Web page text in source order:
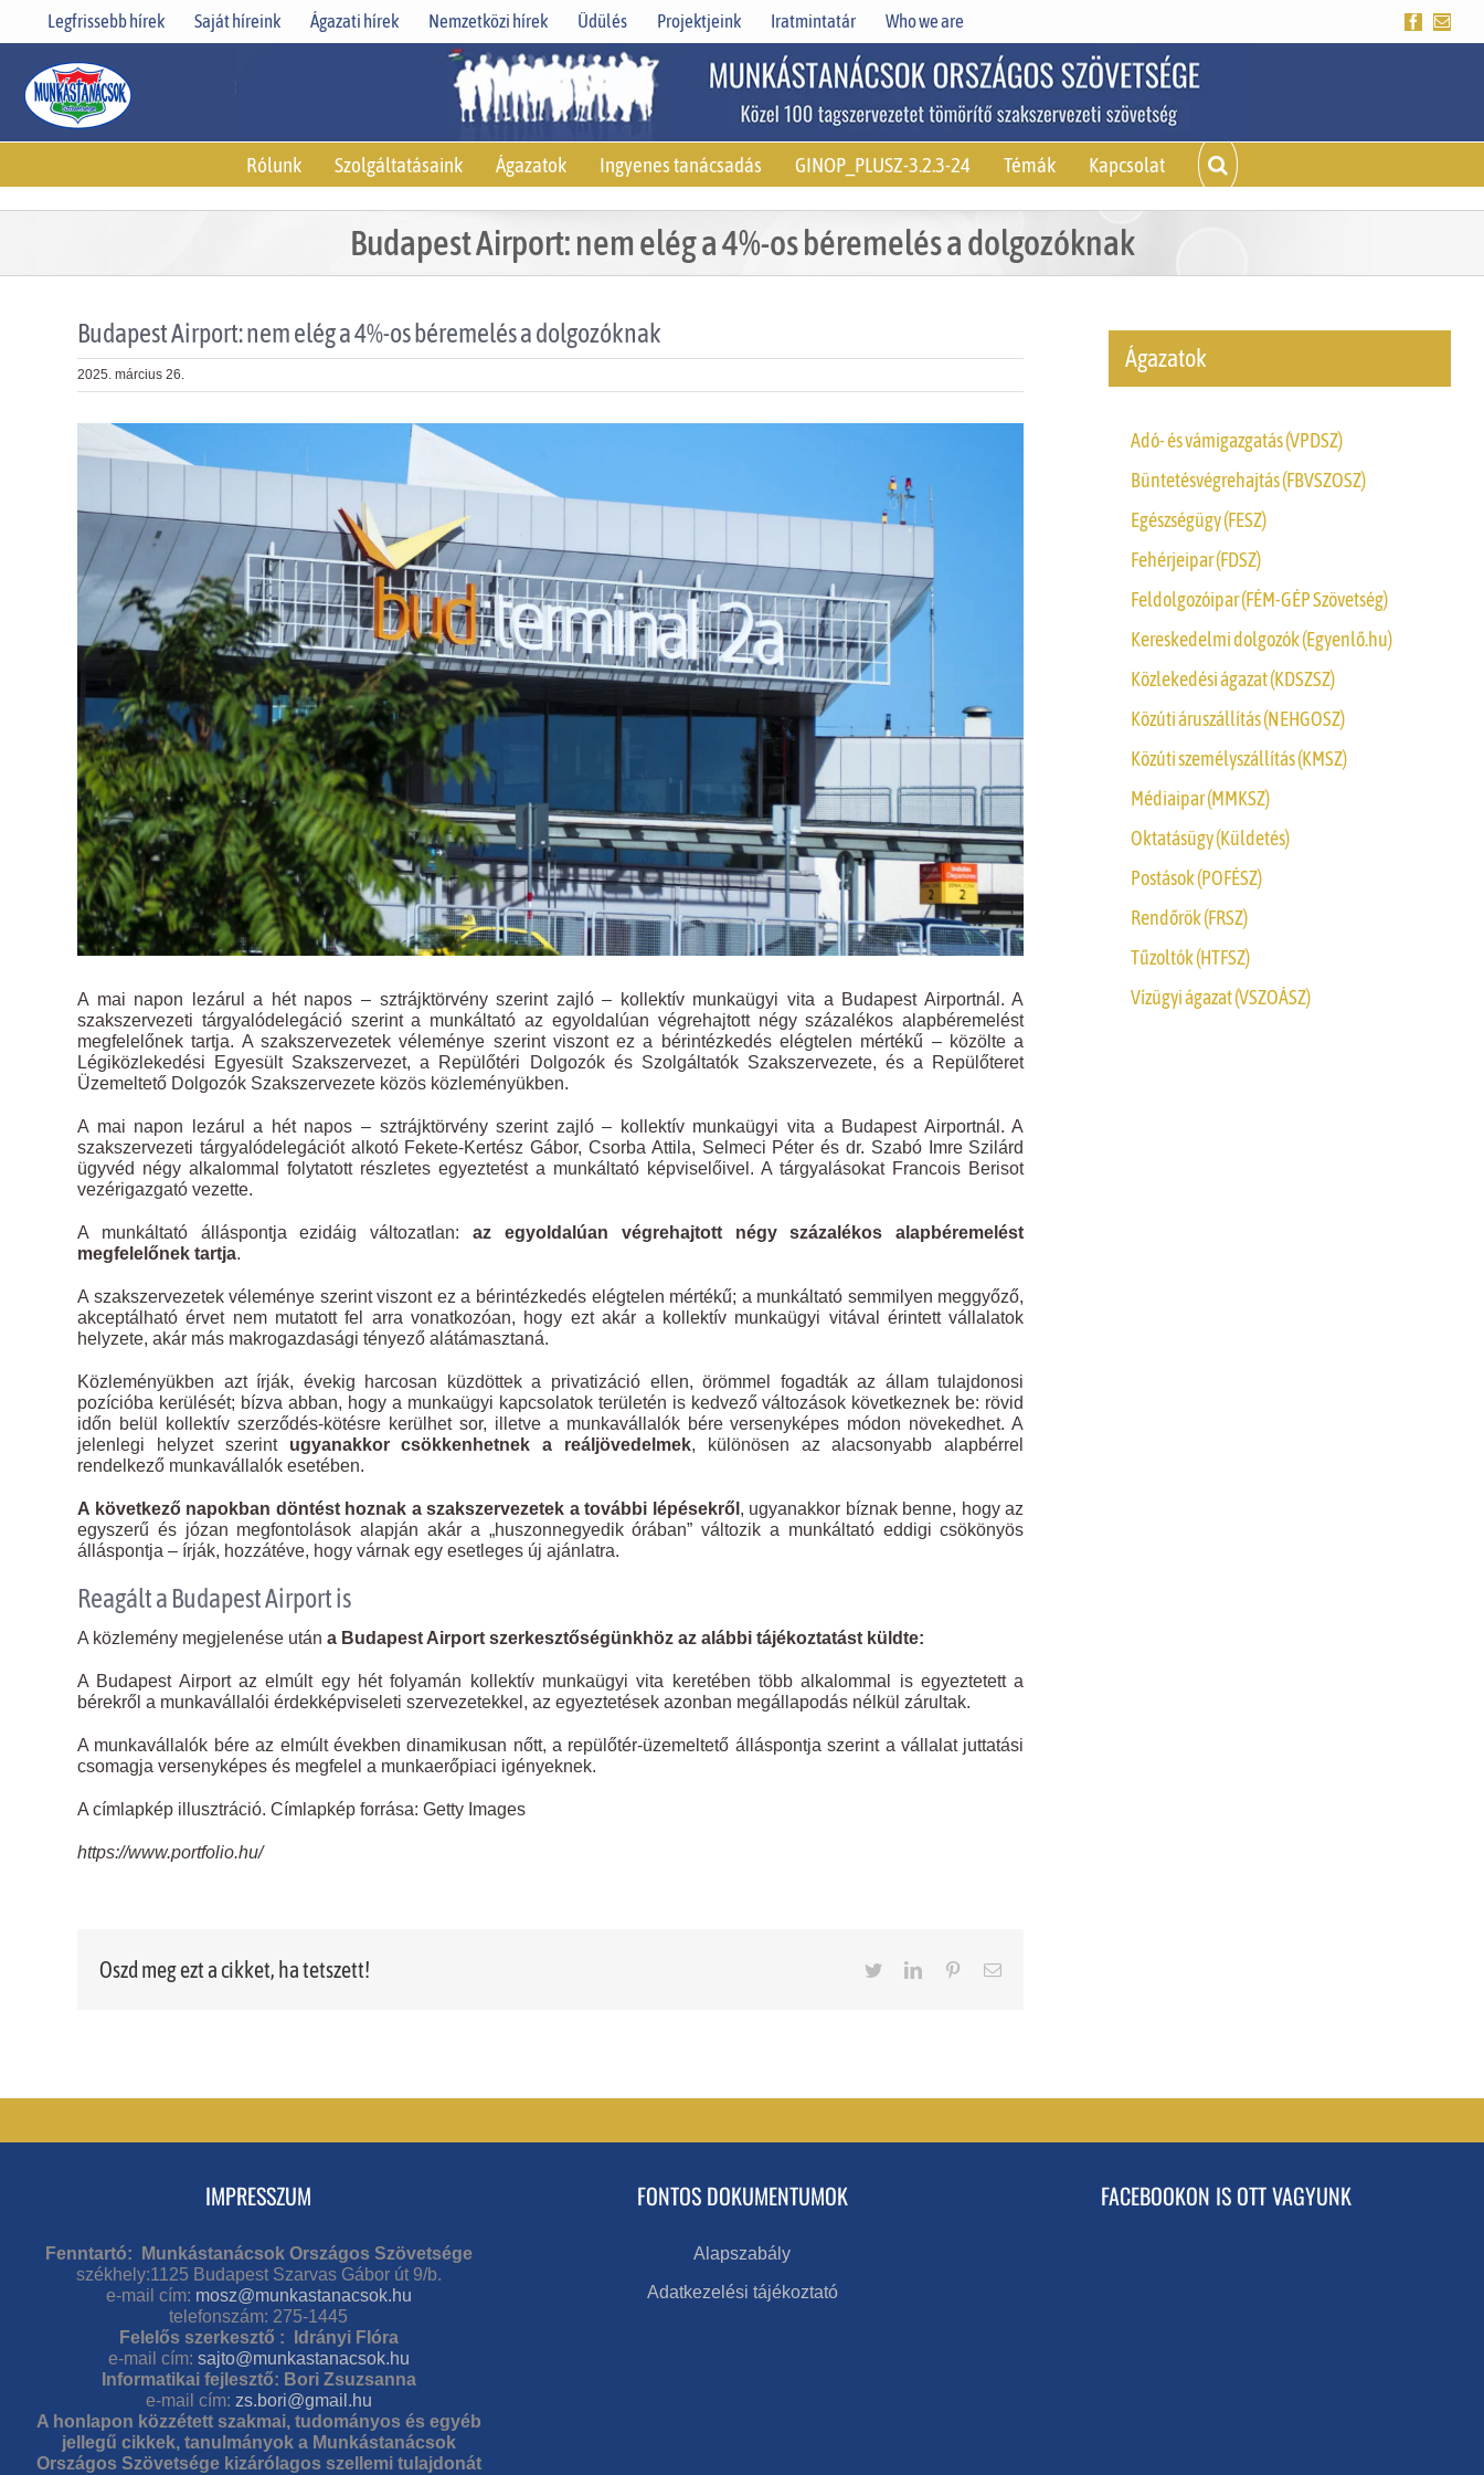
Legfrissebb hírek Saját híreink Ágazati hírek Nemzetközi hírek Üdülés Projektjeink Iratmintatár Who we are Facebook
Rólunk Szolgáltatásaink Ágazatok Ingyenes tanácsadás GINOP_PLUSZ-3.2.3-24 Témák Kapcsolat
Budapest Airport: nem elég a 4%-os béremelés a dolgozóknak
Budapest Airport: nem elég a 4%-os béremelés a dolgozóknak
2025. március 26.
View
Larger
A mai napon lezárul a hét napos – sztrájktörvény szerint zajló – kollektív munkaügyi vita a Budapest Airportnál. A
szakszervezeti tárgyalódelegáció szerint a munkáltató az egyoldalúan végrehajtott négy százalékos alapbéremelést
megfelelőnek tartja. A szakszervezetek véleménye szerint viszont ez a bérintézkedés elégtelen mértékű – közölte a
Légiközlekedési Egyesült Szakszervezet, a Repülőtéri Dolgozók és Szolgáltatók Szakszervezete, és a Repülőteret
Üzemeltető Dolgozók Szakszervezete közös közleményükben.
A mai napon lezárul a hét napos – sztrájktörvény szerint zajló – kollektív munkaügyi vita a Budapest Airportnál. A
szakszervezeti tárgyalódelegációt alkotó Fekete-Kertész Gábor, Csorba Attila, Selmeci Péter és dr. Szabó Imre Szilárd
ügyvéd négy alkalommal folytatott részletes egyeztetést a munkáltató képviselőivel. A tárgyalásokat Francois Berisot
vezérigazgató vezette.
A munkáltató álláspontja ezidáig változatlan:az egyoldalúan végrehajtott négy százalékos alapbéremelést
megfelelőnek tartja.
A szakszervezetek véleménye szerint viszont ez a bérintézkedés elégtelen mértékű; a munkáltató semmilyen meggyőző,
akceptálható érvet nem mutatott fel arra vonatkozóan, hogy ezt akár a kollektív munkaügyi vitával érintett vállalatok
helyzete, akár más makrogazdasági tényező alátámasztaná.
Közleményükben azt írják, évekig harcosan küzdöttek a privatizáció ellen, örömmel fogadták az állam tulajdonosi
pozícióba kerülését; bízva abban, hogy a munkaügyi kapcsolatok területén is kedvező változások következnek be: rövid
időn belül kollektív szerződés-kötésre kerülhet sor, illetve a munkavállalók bére versenyképes módon növekedhet. A
jelenlegi helyzet szerintugyanakkor csökkenhetnek a reáljövedelmek, különösen az alacsonyabb alapbérrel
rendelkező munkavállalók esetében.
A következő napokban döntést hoznak a szakszervezetek a további lépésekről , ugyanakkor bíznak benne, hogy az
egyszerű és józan megfontolások alapján akár a „huszonnegyedik órában” változik a munkáltató eddigi csökönyös
álláspontja – írják, hozzátéve, hogy várnak egy esetleges új ajánlatra.
Reagált a Budapest Airport is
A közlemény megjelenése után a Budapest Airport szerkesztőségünkhöz az alábbi tájékoztatást küldte:
A Budapest Airport az elmúlt egy hét folyamán kollektív munkaügyi vita keretében több alkalommal is egyeztetett a
bérekről a munkavállalói érdekképviseleti szervezetekkel, az egyeztetések azonban megállapodás nélkül zárultak.
A munkavállalók bére az elmúlt években dinamikusan nőtt, a repülőtér-üzemeltető álláspontja szerint a vállalat juttatási
csomagja versenyképes és megfelel a munkaerőpiaci igényeknek.
A címlapkép illusztráció. Címlapkép forrása: Getty Images
https://www.portfolio.hu/
Oszd meg ezt a cikket, ha tetszett! TwitterLinkedInPinterestEmail
Ágazatok
Adó- és vámigazgatás (VPDSZ)
Büntetésvégrehajtás (FBVSZOSZ)
Egészségügy (FESZ)
Fehérjeipar (FDSZ)
Feldolgozóipar (FÉM-GÉP Szövetség)
Kereskedelmi dolgozók (Egyenlő.hu)
Közlekedési ágazat (KDSZSZ)
Közúti áruszállítás (NEHGOSZ)
Közúti személyszállítás (KMSZ)
Médiaipar (MMKSZ)
Oktatásügy (Küldetés)
Postások (POFÉSZ)
Rendőrök (FRSZ)
Tűzoltók (HTFSZ)
Vízügyi ágazat (VSZOÁSZ)
IMPRESSZUM
Fenntartó: Munkástanácsok Országos Szövetsége
székhely:1125 Budapest Szarvas Gábor út 9/b.
e-mail cím: mosz@munkastanacsok.hu
telefonszám: 275-1445
Felelős szerkesztő : Idrányi Flóra
e-mail cím: sajto@munkastanacsok.hu
Informatikai fejlesztő: Bori Zsuzsanna
e-mail cím: zs.bori@gmail.hu
A honlapon közzétett szakmai, tudományos és egyéb
jellegű cikkek, tanulmányok a Munkástanácsok
Országos Szövetsége kizárólagos szellemi tulajdonát
FONTOS DOKUMENTUMOK
Alapszabály
Adatkezelési tájékoztató
FACEBOOKON IS OTT VAGYUNK